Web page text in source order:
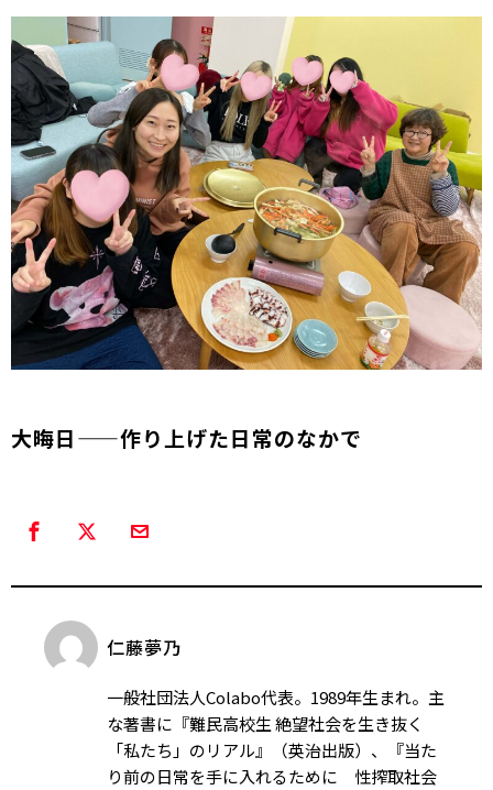
大晦日——作り上げた日常のなかで
仁藤夢乃
一般社団法人Colabo代表。1989年生まれ。主
な著書に『難民高校生 絶望社会を生き抜く
「私たち」のリアル』（英治出版）、『当た
り前の日常を手に入れるために 性搾取社会